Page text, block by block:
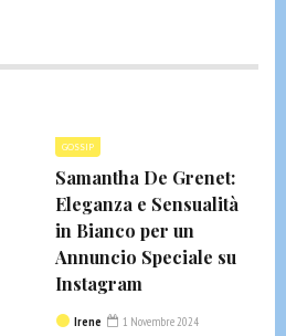
GOSSIP
Samantha De Grenet:
Eleganza e Sensualità
in Bianco per un
Annuncio Speciale su
Instagram
Irene 1 Novembre 2024